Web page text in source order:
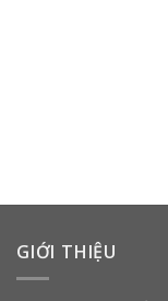
GIỚI THIỆU